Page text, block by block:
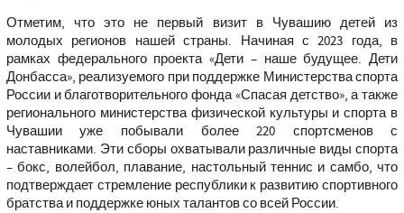
Отметим, что это не первый визит в Чувашию детей из
молодых регионов нашей страны. Начиная с 2023 года, в
рамках федерального проекта «Дети – наше будущее. Дети
Донбасса», реализуемого при поддержке Министерства спорта
России и благотворительного фонда «Спасая детство», а также
регионального министерства физической культуры и спорта в
Чувашии уже побывали более 220 спортсменов с
наставниками. Эти сборы охватывали различные виды спорта
– бокс, волейбол, плавание, настольный теннис и самбо, что
подтверждает стремление республики к развитию спортивного
братства и поддержке юных талантов со всей России.